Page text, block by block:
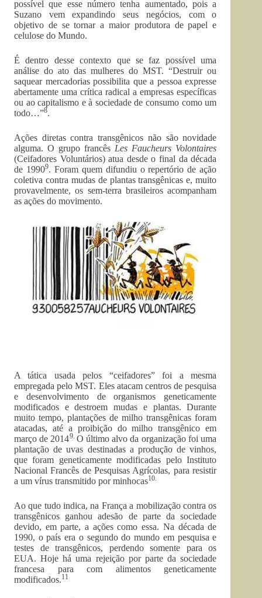
possível que esse número tenha aumentado, pois a
Suzano vem expandindo seus negócios, com o
objetivo de se tornar a maior produtora de papel e
celulose do Mundo.
É dentro desse contexto que se faz possível uma
análise do ato das mulheres do MST. “Destruir ou
saquear mercadorias possibilita que a pessoa expresse
abertamente uma crítica radical a empresas específicas
ou ao capitalismo e à sociedade de consumo como um
todo…”8.
Ações diretas contra transgênicos não são novidade
alguma. O grupo francês Les Faucheurs Volontaires
(Ceifadores Voluntários) atua desde o final da década
de 19909. Foram quem difundiu o repertório de ação
coletiva contra mudas de plantas transgênicas e, muito
provavelmente, os sem-terra brasileiros acompanham
as ações do movimento.
A tática usada pelos “ceifadores” foi a mesma
empregada pelo MST. Eles atacam centros de pesquisa
e desenvolvimento de organismos geneticamente
modificados e destroem mudas e plantas. Durante
muito tempo, plantações de milho transgênicas foram
atacadas, até a proibição do milho transgênico em
março de 20149. O último alvo da organização foi uma
plantação de uvas destinadas a produção de vinhos,
que foram geneticamente modificadas pelo Instituto
Nacional Francês de Pesquisas Agrícolas, para resistir
a um vírus transmitido por minhocas10.
Ao que tudo indica, na França a mobilização contra os
transgênicos ganhou adesão de parte da sociedade
devido, em parte, a ações como essa. Na década de
1990, o país era o segundo do mundo em pesquisa e
testes de transgênicos, perdendo somente para os
EUA. Hoje há uma rejeição por parte da sociedade
francesa para com alimentos geneticamente
modificados.11